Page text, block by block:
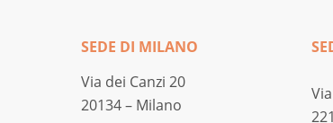
SEDE DI MILANO
Via dei Canzi 20
20134 – Milano